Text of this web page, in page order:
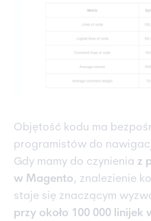
Objętość kodu ma
programistów do
Gdy mamy do czynienia z
w Magento, znalezienie
staje się znaczącym
przy około 100 000 linijek